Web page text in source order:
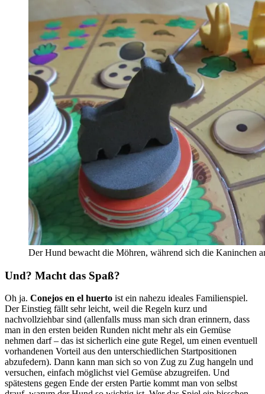
Der Hund bewacht die Möhren, während sich die Kaninchen
Und? Macht das Spaß?
Oh ja. Conejos en el huerto ist ein nahezu ideales Familienspiel.
Der Einstieg fällt sehr leicht, weil die Regeln kurz und
nachvollziehbar sind (allenfalls muss man sich dran erinnern, dass
man in den ersten beiden Runden nicht mehr als ein Gemüse
nehmen darf – das ist sicherlich eine gute Regel, um einen eventuell
vorhandenen Vorteil aus den unterschiedlichen Startpositionen
abzufedern). Dann kann man sich so von Zug zu Zug hangeln und
versuchen, einfach möglichst viel Gemüse abzugreifen. Und
spätestens gegen Ende der ersten Partie kommt man von selbst